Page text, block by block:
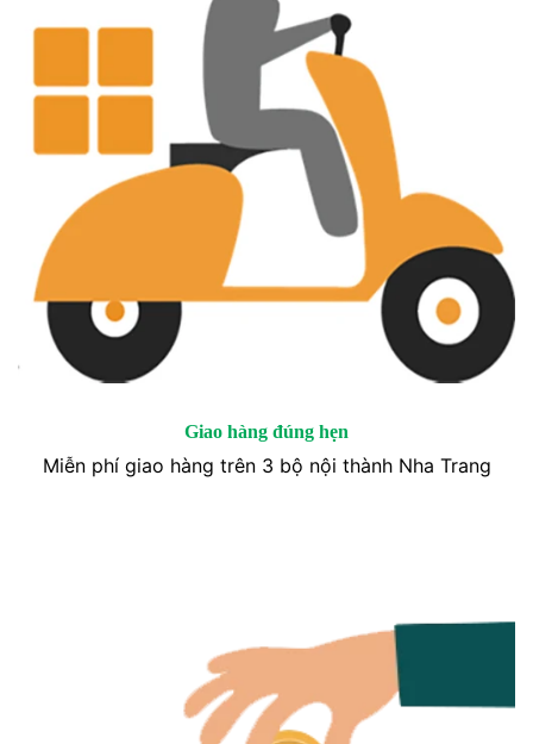
Giao hàng đúng hẹn
Miễn phí giao hàng trên 3 bộ nội thành Nha Trang